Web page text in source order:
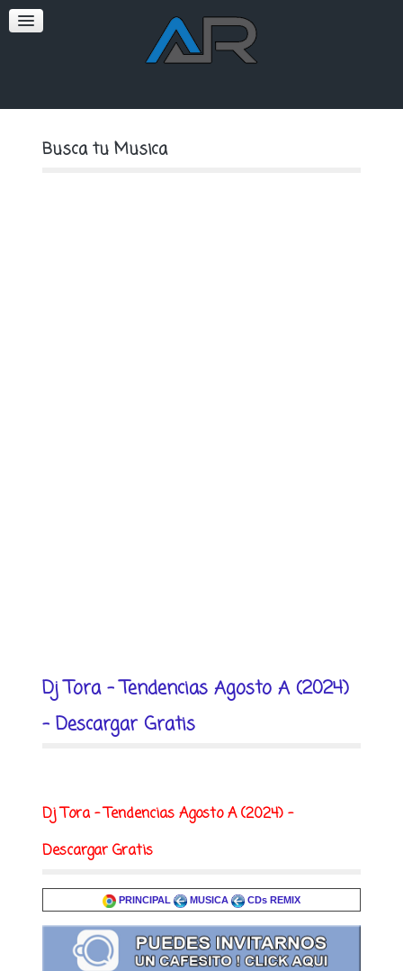
SOFT
Busca tu Musica
Dj Tora - Tendencias Agosto A (2024)
- Descargar Gratis
Dj Tora - Tendencias Agosto A (2024) -
Descargar Gratis
PRINCIPAL MUSICA CDs REMIX